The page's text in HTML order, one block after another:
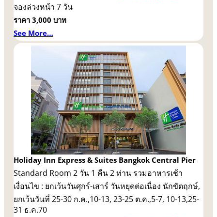
จองล่วงหน้า 7 วัน
ราคา 3,000 บาท
See More…
Holiday Inn Express & Suites Bangkok Central Pier
Standard Room 2 วัน 1 คืน 2 ท่าน รวมอาหารเช้า
เงื่อนไข : ยกเว้นวันศุกร์-เสาร์ วันหยุดต่อเนื่อง นักขัตฤกษ์,
ยกเว้นวันที่ 25-30 ก.ค.,10-13, 23-25 ต.ค.,5-7, 10-13,25-
31 ธ.ค.70